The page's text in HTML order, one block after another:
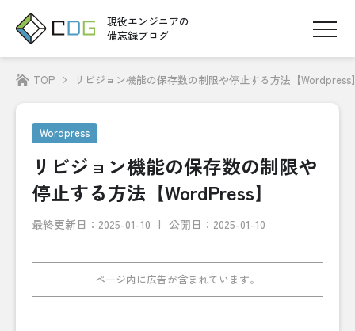
現役エンジニアの
備忘録ブログ
TOP リビジョン機能の保存数の制限や停止する方法【Wordpress
Wordpress
リビジョン機能の保存数の制限や
停止する方法【WordPress】
最終更新日： 2025-01-10 公開日：2025-01-10
ページ内に広告が含まれています。